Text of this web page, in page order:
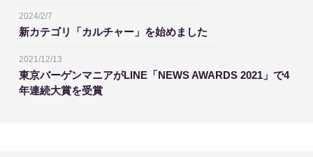
2024/2/7
新カテゴリ「カルチャー」を始めました
2021/12/13
東京バーゲンマニアがLINE「NEWS AWARDS 2021」で4
年連続大賞を受賞